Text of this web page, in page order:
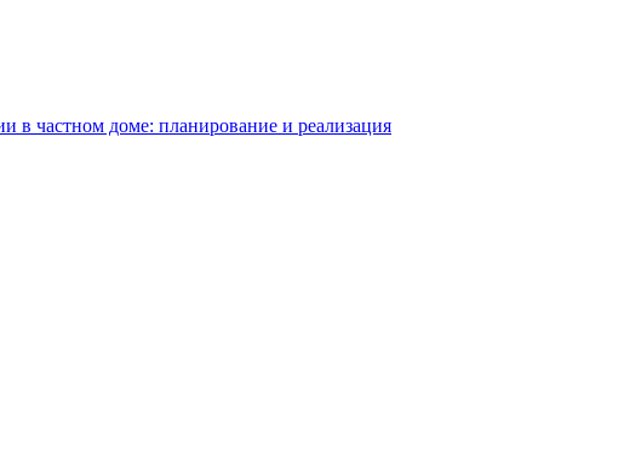
в частном доме: планирование и реализация